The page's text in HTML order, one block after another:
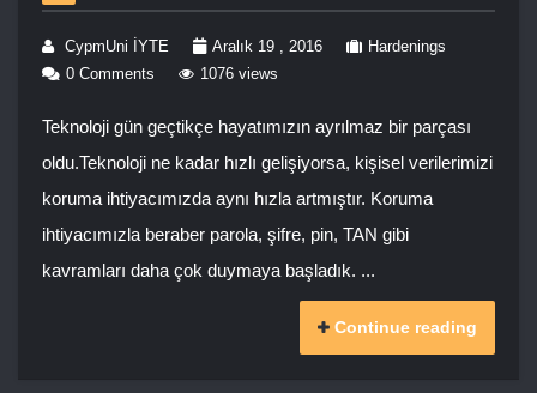
CypmUni İYTE Aralık 19 , 2016
Hardenings
0 Comments
1076 views
Teknoloji gün geçtikçe hayatımızın ayrılmaz bir parçası
oldu.Teknoloji ne kadar hızlı gelişiyorsa, kişisel verilerimizi
koruma ihtiyacımızda aynı hızla artmıştır. Koruma
ihtiyacımızla beraber parola, şifre, pin, TAN gibi
kavramları daha çok duymaya başladık. ...
Continue reading